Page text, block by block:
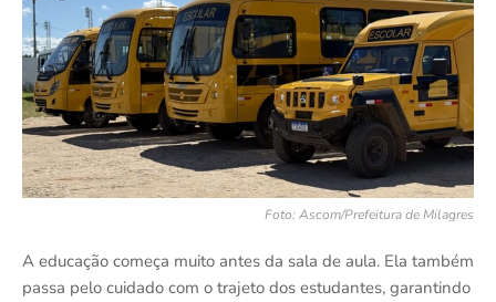
Foto: Ascom/Prefeitura de Milagres
A educação começa muito antes da sala de aula. Ela também
passa pelo cuidado com o trajeto dos estudantes, garantindo